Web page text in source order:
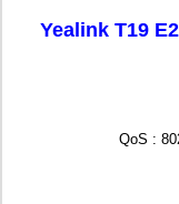
Yealink T19 E2
QoS :